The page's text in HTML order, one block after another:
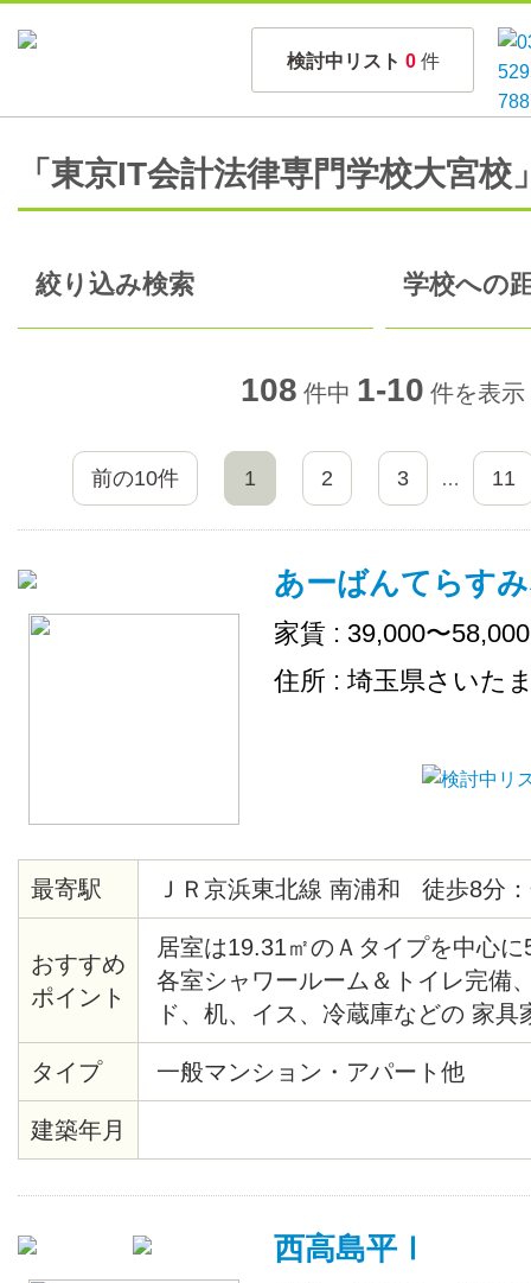
検討中リスト 0 件
「東京IT会計法律専門学校大宮校
絞り込み検索 学校への
108 件中 1-10 件を表示
前の10件 1 2 3 … 11
あーばんてらす
家賃 : 39,000〜
住所 : 埼玉県さいた
最寄駅 ＪＲ京浜東北線 南浦和 徒歩8分
おすすめ
ポイント
居室は19.31㎡のＡタイプを中心
各室シャワールーム＆トイレ完備
ド、机、イス、冷蔵庫などの 家具
タイプ 一般マンション・アパート他
建築年月
西高島平Ⅰ